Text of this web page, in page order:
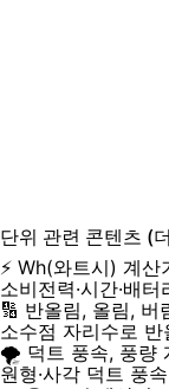
단위 관련 콘텐츠 (
⚡️ Wh(와트시) 계산
소비전력·시간·배
🔢 반올림, 올림, 버
소수점 자리수로
🌪️ 덕트 풍속, 풍량
원형·사각 덕트 풍